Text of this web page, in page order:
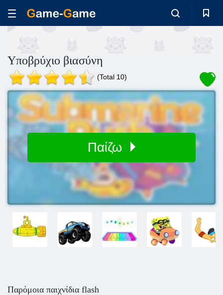
Υποβρύχιο βιασύνη
(Total 10)
Παίζω
Παρόμοια παιχνίδια flash